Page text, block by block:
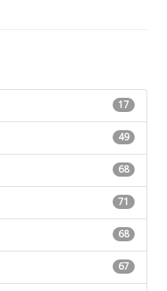
17
49
68
71
68
67